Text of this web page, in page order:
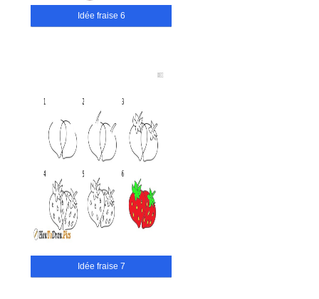
Idée fraise 6
Idée fraise 7